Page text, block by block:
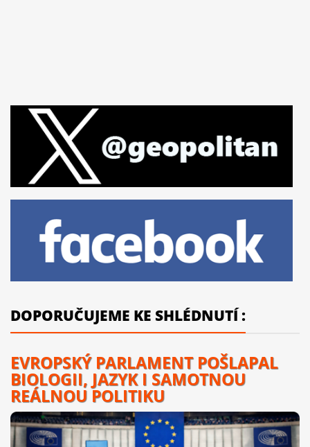
DOPORUČUJEME KE SHLÉDNUTÍ :
EVROPSKÝ PARLAMENT POŠLAPAL
BIOLOGII, JAZYK I SAMOTNOU
REÁLNOU POLITIKU